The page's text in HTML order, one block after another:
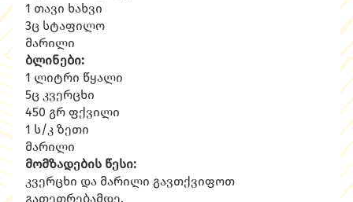
1 თავი ხახვი
3ც სტაფილო
მარილი
ბლინები:
1 ლიტრი წყალი
5ც კვერცხი
450 გრ ფქვილი
1 ს/კ ზეთი
მარილი
მომზადების წესი:
კვერცხი და მარილი გავთქვიფოთ
გათეთრებამდე.